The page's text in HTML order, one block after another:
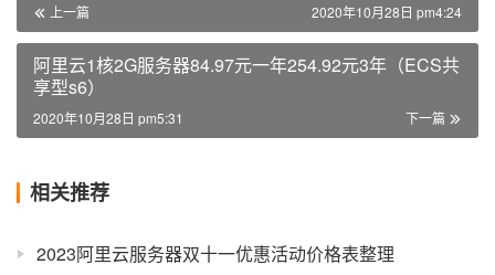
上一篇 2020年10月28日 pm4:24
阿里云1核2G服务器84.97元一年254.92元3年（ECS共
享型s6）
下一篇
2020年10月28日 pm5:31
相关推荐
2023阿里云服务器双十一优惠活动价格表整理